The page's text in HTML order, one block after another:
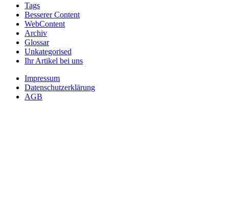
Tags
Besserer Content
WebContent
Archiv
Glossar
Unkategorised
Ihr Artikel bei uns
Impressum
Datenschutzerklärung
AGB